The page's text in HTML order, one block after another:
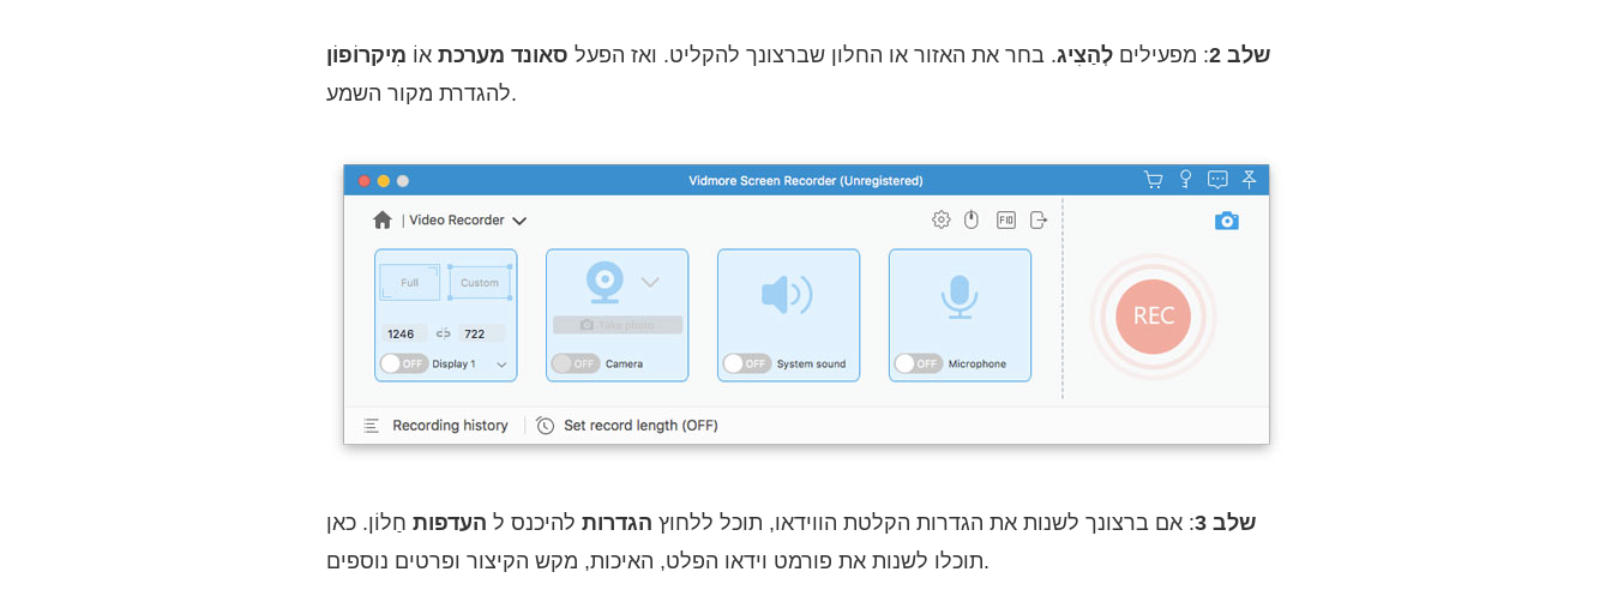
שלב 2 : מפעילים לְהַצִיג. בחר את האזור או החלון שברצונך להקליט. ואז הפעל סאונד מערכת אוֹ מִיקרוֹפוֹן
להגדרת מקור השמע.
שלב 3 : אם ברצונך לשנות את הגדרות הקלטת הווידאו, תוכל ללחוץ הגדרות להיכנס ל העדפות חַלוֹן. כאן
תוכלו לשנות את פורמט וידאו הפלט, האיכות, מקש הקיצור ופרטים נוספים.